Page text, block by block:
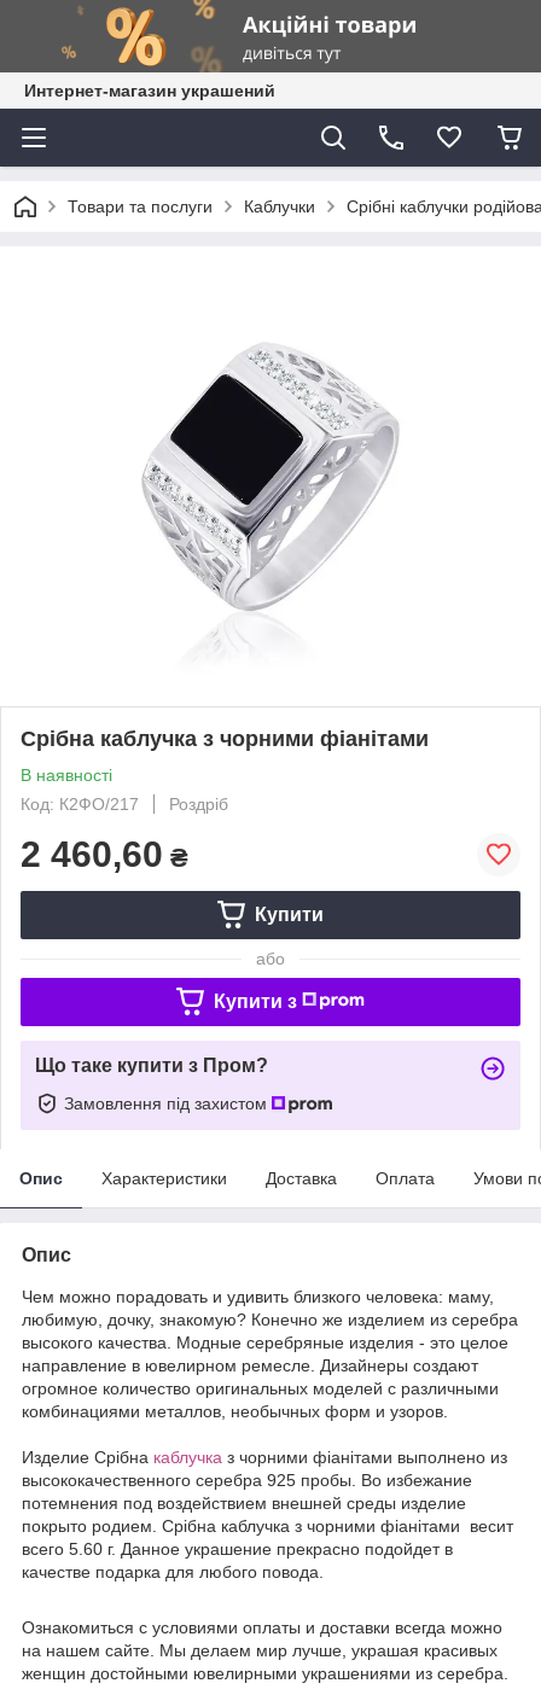
Интернет-магазин украшений
Товари та послуги Каблучки Срібні каблучки
Срібна каблучка з чорними фіанітами
В наявності
Код: К2ФО/217
Роздріб
2 460,60 ₴
Купити
або
Купити з
Що таке купити з Пром?
Замовлення під захистом
Опис Характеристики Доставка Оплата Умови
Опис
Чем можно порадовать и удивить близкого человека: маму,
любимую, дочку, знакомую? Конечно же изделием из серебра
высокого качества. Модные серебряные изделия - это целое
направление в ювелирном ремесле. Дизайнеры создают
огромное количество оригинальных моделей с различными
комбинациями металлов, необычных форм и узоров.
Изделие Срібна каблучка з чорними фіанітами выполнено из
высококачественного серебра 925 пробы. Во избежание
потемнения под воздействием внешней среды изделие
покрыто родием. Срібна каблучка з чорними фіанітами весит
всего 5.60 г. Данное украшение прекрасно подойдет в
качестве подарка для любого повода.
Ознакомиться с условиями оплаты и доставки всегда можно
на нашем сайте. Мы делаем мир лучше, украшая красивых
женщин достойными ювелирными украшениями из серебра.